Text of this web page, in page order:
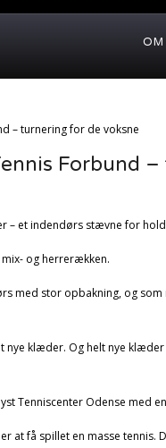
OM
– turnering for de voksne
Forbund
– et indendørs stævne for hold
og herrerækken.
med stor opbakning, og
nye klæder. Og helt nye
Tenniscenter Odense med
at få spillet en masse tennis.